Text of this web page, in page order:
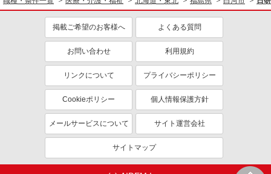
掲載ご希望のお客様へ よくある質問
お問い合わせ 利用規約
リンクについて プライバシーポリシー
Cookieポリシー 個人情報保護方針
メールサービスについて サイト運営会社
サイトマップ